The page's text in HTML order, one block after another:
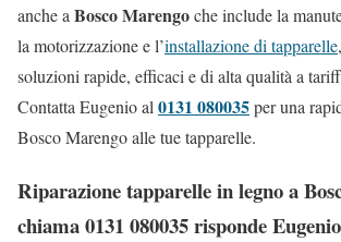
anche a Bosco Marengoche include la
la motorizzazione e l’installazione di tapparelle
soluzioni rapide, efficaci e di alta qualità a
Contatta Eugenio al 0131 080035per una
Bosco Marengo alle tue tapparelle.
Riparazione tapparelle in legno a
chiama 0131 080035 risponde Eugenio